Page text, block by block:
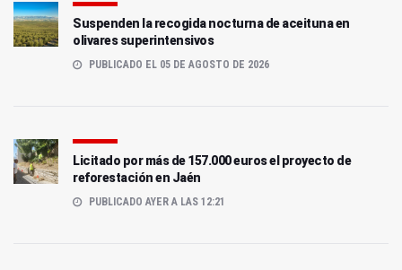
Suspenden la recogida nocturna de aceituna en
olivares superintensivos
PUBLICADO EL 05 DE AGOSTO DE 2026
Licitado por más de 157.000 euros el proyecto de
reforestación en Jaén
PUBLICADO AYER A LAS 12:21